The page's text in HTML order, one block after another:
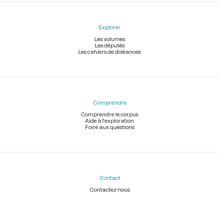
Explorer
Les volumes
Les députés
Les cahiers de doléances
Comprendre
Comprendre le corpus
Aide à l'exploration
Foire aux questions
Contact
Contactez-nous